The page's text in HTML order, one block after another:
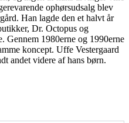
ophørsudsalg blev
Han lagde den et halvt år
Dr. Octopus og
Gennem 1980erne og 1990erne
koncept. Uffe Vestergaard
andet videre af hans børn.